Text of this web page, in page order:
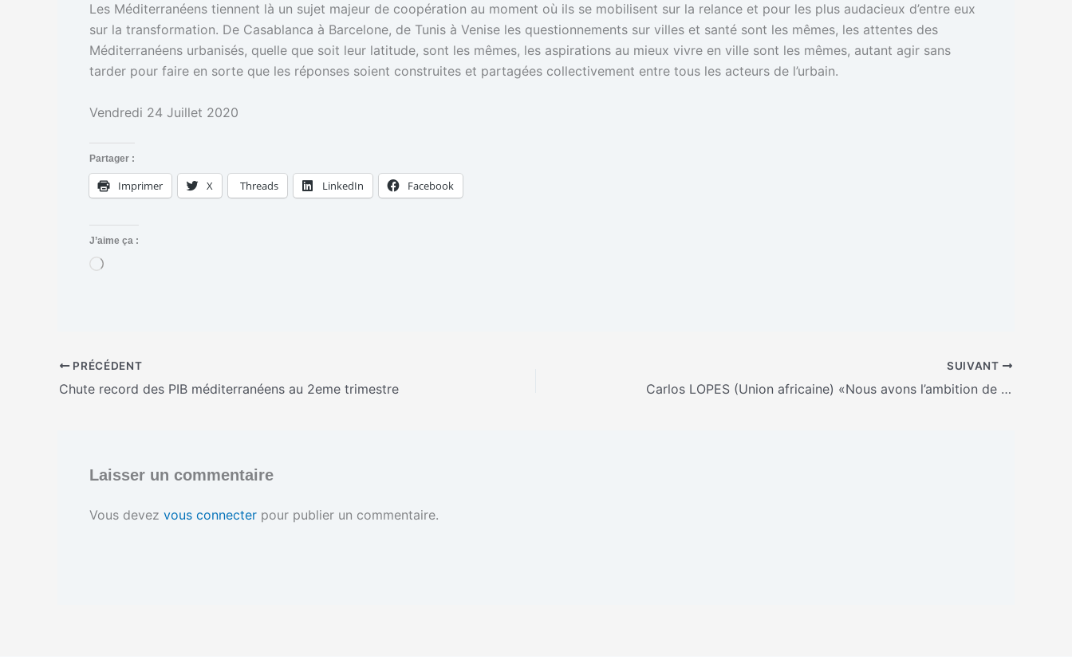
Les Méditerranéens tiennent là un sujet majeur de coopération au moment où ils se mobilisent sur la relance et pour les plus audacieux d’entre eux
sur la transformation. De Casablanca à Barcelone, de Tunis à Venise les questionnements sur villes et santé sont les mêmes, les attentes des
Méditerranéens urbanisés, quelle que soit leur latitude, sont les mêmes, les aspirations au mieux vivre en ville sont les mêmes, autant agir sans
tarder pour faire en sorte que les réponses soient construites et partagées collectivement entre tous les acteurs de l’urbain.
Vendredi 24 Juillet 2020
Partager :
Imprimer X Threads LinkedIn Facebook
J’aime ça :
C
e
n
PRÉCÉDENT
Chute record des PIB méditerranéens au 2eme trimestre
SUIVANT
Carlos LOPES (Union africaine) «Nous avons l’ambition de pouvoir parler d’une seule voix avec les différents partenaires du Continent»
Laisser un commentaire
Vous devez vous connecter pour publier un commentaire.